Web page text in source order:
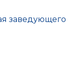
заведующего